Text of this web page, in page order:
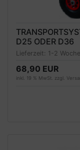
D25 ODER D36
Lieferzeit: 1-2
68,90 EUR
inkl. 19 % MwSt. zzgl.